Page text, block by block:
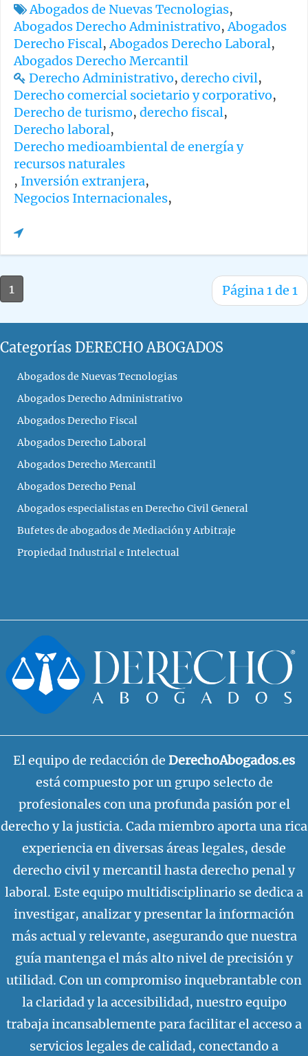
Abogados de Nuevas Tecnologias,
Abogados Derecho Administrativo,Abogados
Derecho Fiscal,Abogados Derecho Laboral,
Abogados Derecho Mercantil
Derecho Administrativo, derecho civil,
Derecho comercial societario y corporativo,
Derecho de turismo, derecho fiscal,
Derecho laboral,
Derecho medioambiental de energía y
recursos naturales
, Inversión extranjera,
Negocios Internacionales,
1 Página 1 de 1
Categorías DERECHO ABOGADOS
Abogados de Nuevas Tecnologias
Abogados Derecho Administrativo
Abogados Derecho Fiscal
Abogados Derecho Laboral
Abogados Derecho Mercantil
Abogados Derecho Penal
Abogados especialistas en Derecho Civil General
Bufetes de abogados de Mediación y Arbitraje
Propiedad Industrial e Intelectual
El equipo de redacción de DerechoAbogados.es
está compuesto por un grupo selecto de
profesionales con una profunda pasión por el
derecho y la justicia. Cada miembro aporta una rica
experiencia en diversas áreas legales, desde
derecho civil y mercantil hasta derecho penal y
laboral. Este equipo multidisciplinario se dedica a
investigar, analizar y presentar la información
más actual y relevante, asegurando que nuestra
guía mantenga el más alto nivel de precisión y
utilidad. Con un compromiso inquebrantable con
la claridad y la accesibilidad, nuestro equipo
trabaja incansablemente para facilitar el acceso a
servicios legales de calidad, conectando a